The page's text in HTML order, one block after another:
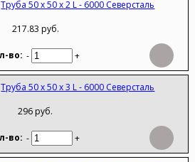
Труба 50 х 50 х 2 L - 6000 Северсталь
217.83 руб.
- +
Труба 50 х 50 х 3 L - 6000 Северсталь
296 руб.
- +